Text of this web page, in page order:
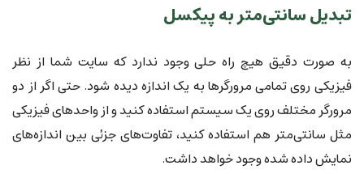
تبدیل سانتی‌متر به پیکسل
به صورت دقیق هیچ راه حلی وجود ندارد که سایت شما از نظر
فیزیکی روی تمامی مرورگرها به یک اندازه دیده شود. حتی اگر از دو
مرورگر مختلف روی یک سیستم استفاده کنید و از واحدهای فیزیکی
مثل سانتی‌متر هم استفاده کنید، تفاوت‌های جزئی بین اندازه‌های
نمایش داده شده وجود خواهد داشت.